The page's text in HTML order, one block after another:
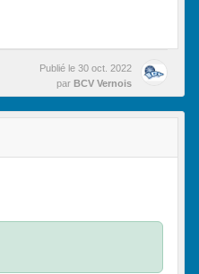
Publié le 30 oct. 2022
par BCV Vernois